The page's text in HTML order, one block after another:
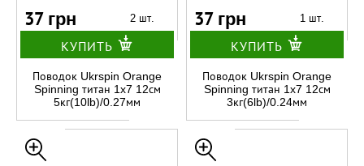
37 грн 2 шт.
КУПИТЬ
Поводок Ukrspin Orange
Spinning титан 1x7 12см
5кг(10lb)/0.27мм
37 грн 1 шт.
КУПИТЬ
Поводок Ukrspin Orange
Spinning титан 1x7 12см
3кг(6lb)/0.24мм